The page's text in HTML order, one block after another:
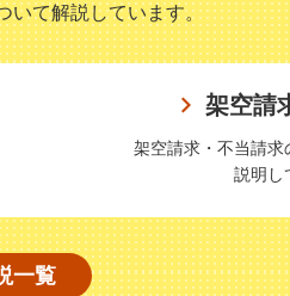
いて解説しています。
架空請
架空請求・不当請求
説明し
一覧